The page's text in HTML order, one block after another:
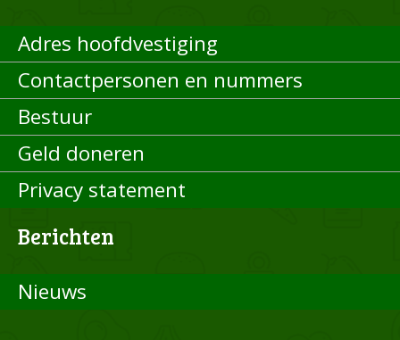
Adres hoofdvestiging
Contactpersonen en nummers
Bestuur
Geld doneren
Privacy statement
Berichten
Nieuws